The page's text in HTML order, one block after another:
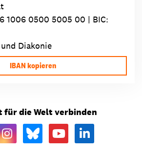
1006 0500 5005 00 | BIC:
Diakonie
IBAN kopieren
für die Welt verbinden